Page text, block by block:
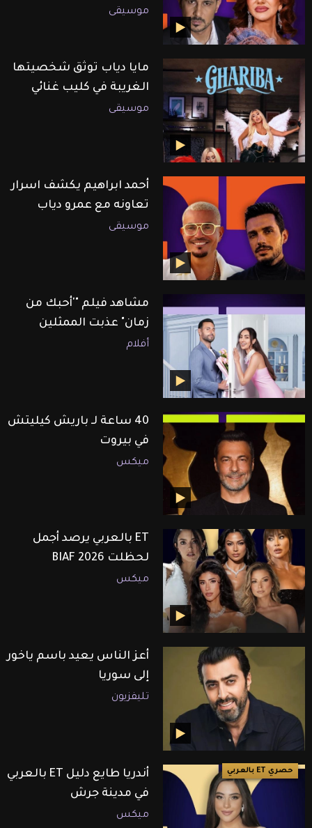
موسيقى
مايا دياب توثق شخصيتها
الغريبة في كليب غنائي
موسيقى
أحمد ابراهيم يكشف اسرار
تعاونه مع عمرو دياب
موسيقى
مشاهد فيلم "'أحبك من
زمان" عذبت الممثلين
أفلام
40 ساعة لـ باريش كيليتش
في بيروت
ميكس
ET بالعربي يرصد أجمل
لحظلت BIAF 2026
ميكس
أعز الناس يعيد باسم ياخور
إلى سوريا
تليفزيون
حصري ET بالعربي
أندريا طايع دليل ET بالعربي
في مدينة جرش
ميكس